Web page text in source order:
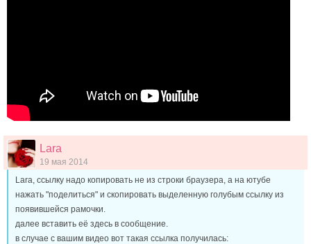
Lara
19 мая 2014
Lara, ссылку надо копировать не из строки браузера, а на ютубе
нажать "поделиться" и скопировать выделенную голубым ссылку из
появившейся рамочки.
далее вставить её здесь в сообщение.
в случае с вашим видео вот такая ссылка получилась: